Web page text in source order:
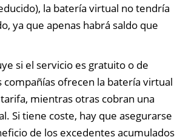
la batería virtual no tendría
ya que apenas habrá saldo que
si el servicio es gratuito o de
compañías ofrecen la batería virtual
mientras otras cobran una
Si tiene coste, hay que asegurarse
de los excedentes acumulados